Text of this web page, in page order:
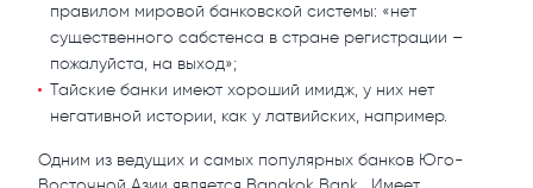
правилом мировой банковской системы: «нет
существенного сабстенса в стране регистрации –
пожалуйста, на выход»;
Тайские банки имеют хороший имидж, у них нет
негативной истории, как у латвийских, например.
Одним из ведущих и самых популярных банков Юго-